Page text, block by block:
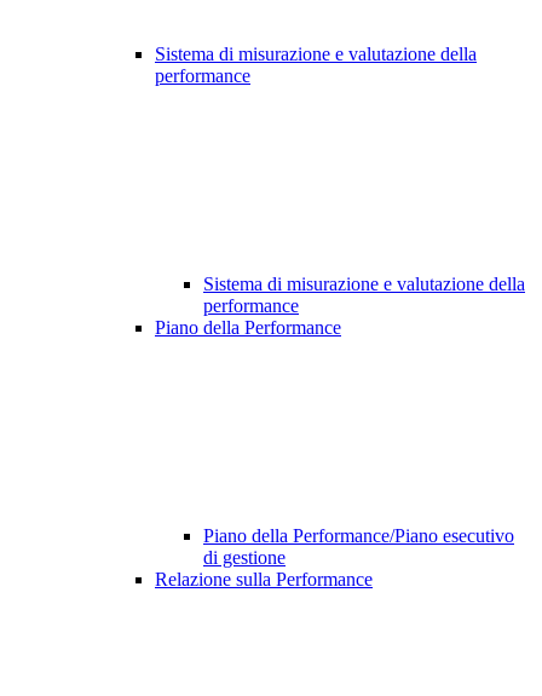
Sistema di misurazione e valutazione della
performance
Sistema di misurazione e valutazione della
performance
Piano della Performance
Piano della Performance/Piano esecutivo
di gestione
Relazione sulla Performance